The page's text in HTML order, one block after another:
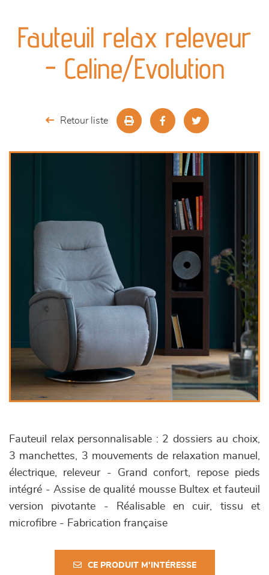
séjours
meubles de complément
Fauteuil relax releveur
- Celine/Evolution
Retour liste
Fauteuil relax personnalisable : 2 dossiers au choix,
3 manchettes, 3 mouvements de relaxation manuel,
électrique, releveur - Grand confort, repose pieds
intégré - Assise de qualité mousse Bultex et fauteuil
version pivotante - Réalisable en cuir, tissu et
microfibre - Fabrication française
CE PRODUIT M'INTÉRESSE